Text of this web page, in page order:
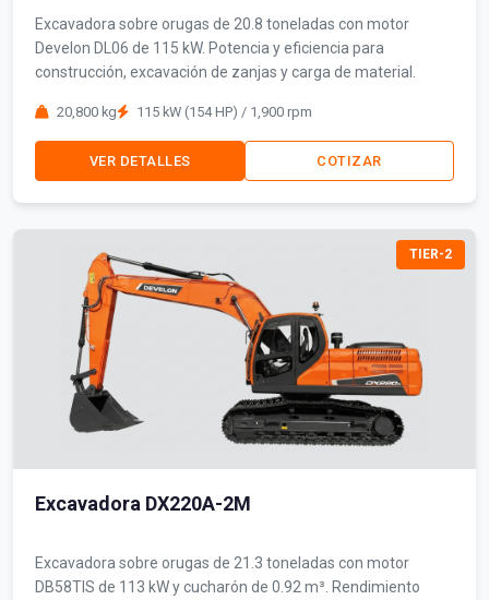
Excavadora sobre orugas de 20.8 toneladas con motor
Develon DL06 de 115 kW. Potencia y eficiencia para
construcción, excavación de zanjas y carga de material.
20,800 kg 115 kW (154 HP) / 1,900 rpm
VER DETALLES COTIZAR
TIER-2
Excavadora DX220A-2M
Excavadora sobre orugas de 21.3 toneladas con motor
DB58TIS de 113 kW y cucharón de 0.92 m³. Rendimiento